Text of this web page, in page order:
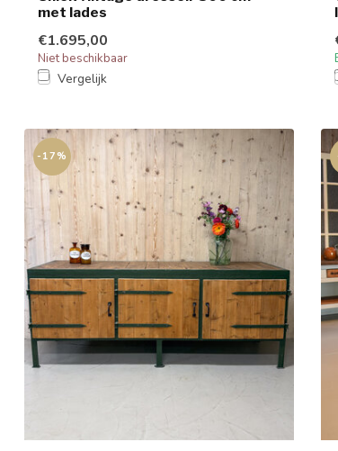
met lades
€1.695,00
Niet beschikbaar
Vergelijk
-17%